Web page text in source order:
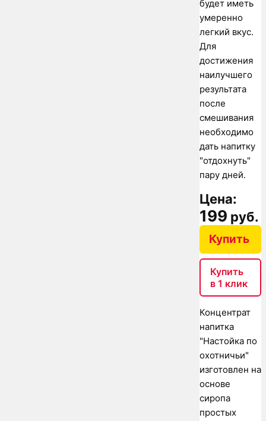
будет иметь
умеренно
легкий вкус.
Для
достижения
наилучшего
результата
после
смешивания
необходимо
дать напитку
"отдохнуть"
пару дней.
Цена:
199 руб.
Купить
Купить
в 1 клик
Концентрат
напитка
"Настойка по
охотничьи"
изготовлен на
основе
сиропа
простых